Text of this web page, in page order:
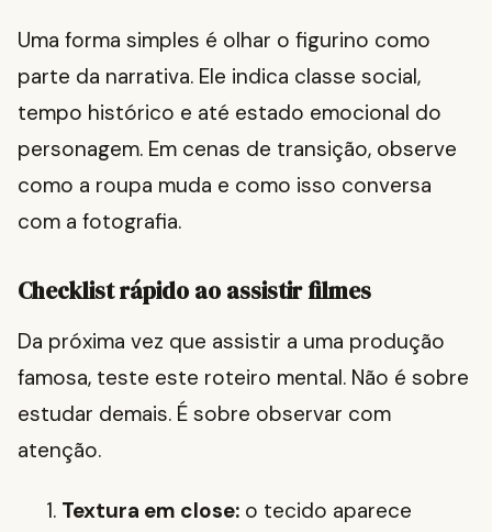
Uma forma simples é olhar o figurino como
parte da narrativa. Ele indica classe social,
tempo histórico e até estado emocional do
personagem. Em cenas de transição, observe
como a roupa muda e como isso conversa
com a fotografia.
Checklist rápido ao assistir filmes
Da próxima vez que assistir a uma produção
famosa, teste este roteiro mental. Não é sobre
estudar demais. É sobre observar com
atenção.
Textura em close: o tecido aparece